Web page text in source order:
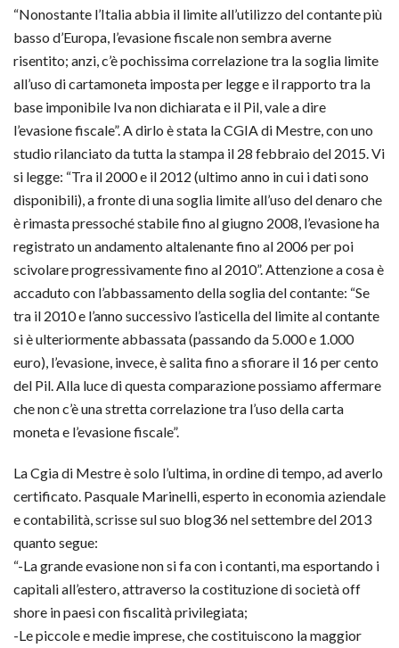
“Nonostante l’Italia abbia il limite all’utilizzo del contante più
basso d’Europa, l’evasione fiscale non sembra averne
risentito; anzi, c’è pochissima correlazione tra la soglia limite
all’uso di cartamoneta imposta per legge e il rapporto tra la
base imponibile Iva non dichiarata e il Pil, vale a dire
l’evasione fiscale”. A dirlo è stata la CGIA di Mestre, con uno
studio rilanciato da tutta la stampa il 28 febbraio del 2015. Vi
si legge: “Tra il 2000 e il 2012 (ultimo anno in cui i dati sono
disponibili), a fronte di una soglia limite all’uso del denaro che
è rimasta pressoché stabile fino al giugno 2008, l’evasione ha
registrato un andamento altalenante fino al 2006 per poi
scivolare progressivamente fino al 2010”. Attenzione a cosa è
accaduto con l’abbassamento della soglia del contante: “Se
tra il 2010 e l’anno successivo l’asticella del limite al contante
si è ulteriormente abbassata (passando da 5.000 e 1.000
euro), l’evasione, invece, è salita fino a sfiorare il 16 per cento
del Pil. Alla luce di questa comparazione possiamo affermare
che non c’è una stretta correlazione tra l’uso della carta
moneta e l’evasione fiscale”.
La Cgia di Mestre è solo l’ultima, in ordine di tempo, ad averlo
certificato. Pasquale Marinelli, esperto in economia aziendale
e contabilità, scrisse sul suo blog36 nel settembre del 2013
quanto segue:
“-La grande evasione non si fa con i contanti, ma esportando i
capitali all’estero, attraverso la costituzione di società off
shore in paesi con fiscalità privilegiata;
-Le piccole e medie imprese, che costituiscono la maggior